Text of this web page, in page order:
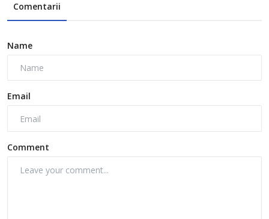
Comentarii
Name
Email
Comment